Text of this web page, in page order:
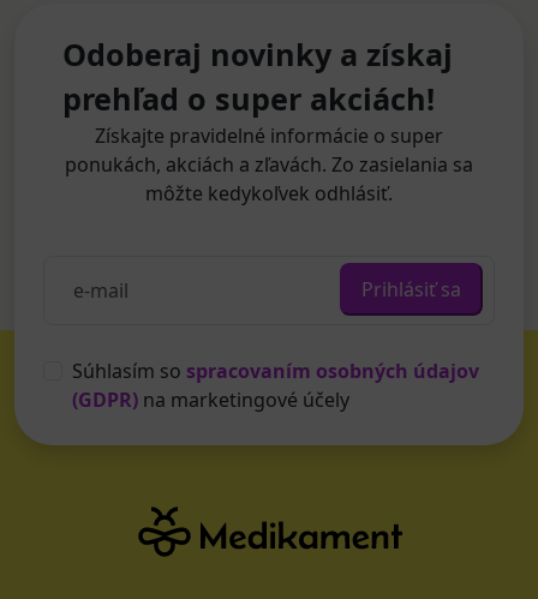
Odoberaj novinky a získaj
prehľad o super akciách!
Získajte pravidelné informácie o super
ponukách, akciách a zľavách. Zo zasielania sa
môžte kedykoľvek odhlásiť.
Prihlásiť sa
Súhlasím so spracovaním osobných údajov
(GDPR) na marketingové účely